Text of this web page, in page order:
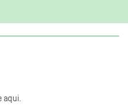
aqui.